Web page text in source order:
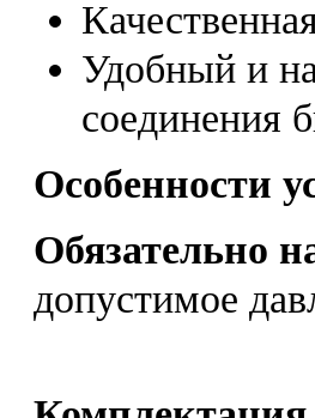
Удобный и
соединения
Особенности
Обязательно
допустимое